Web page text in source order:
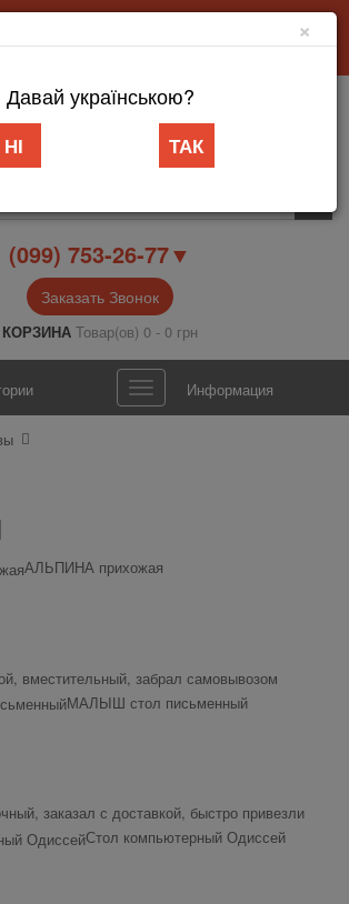
×
Давай українською?
НІ ТАК
(099) 753-26-77▼
Заказать Звонок
КОРЗИНА Товар(ов) 0 - 0 грн
Информация
АЛЬПИНА прихожая
вместительный, забрал самовывозом
МАЛЫШ стол письменный
заказал с доставкой, быстро привезли
Стол компьютерный Одиссей